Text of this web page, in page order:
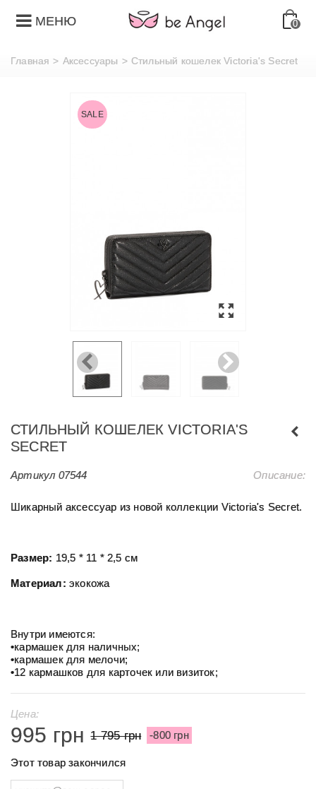
МЕНЮ 0
Главная > Аксессуары > Стильный кошелек Victoria's Secret
SALE
СТИЛЬНЫЙ КОШЕЛЕК VICTORIA'S
SECRET
Артикул 07544 Описание:
Шикарный аксессуар из новой коллекции Victoria's Secret.
Размер: 19,5 * 11 * 2,5 см
Материал: экокожа
Внутри имеются:
•кармашек для наличных;
•кармашек для мелочи;
•12 кармашков для карточек или визиток;
Цена:
995 грн 1 795 грн -800 грн
Этот товар закончился